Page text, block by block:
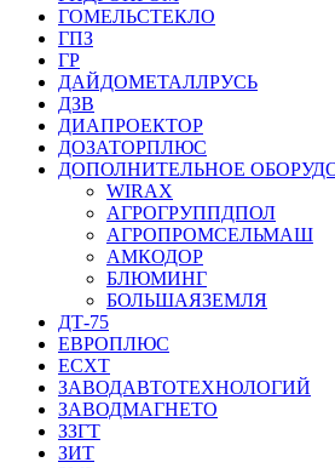
ГОМЕЛЬСТЕКЛО
ГПЗ
ГР
ДАЙДОМЕТАЛЛРУСЬ
ДЗВ
ДИАПРОЕКТОР
ДОЗАТОРПЛЮС
ДОПОЛНИТЕЛЬНОЕ
WIRAX
АГРОГРУППДПОЛ
АГРОПРОМСЕЛЬМАШ
АМКОДОР
БЛЮМИНГ
БОЛЬШАЯЗЕМЛЯ
ДТ-75
ЕВРОПЛЮС
ЕСХТ
ЗАВОДАВТОТЕХНОЛОГИЙ
ЗАВОДМАГНЕТО
ЗЗГТ
ЗИТ